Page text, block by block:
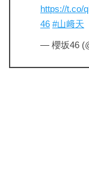
https://t.co/
46 #山﨑天
— 櫻坂46